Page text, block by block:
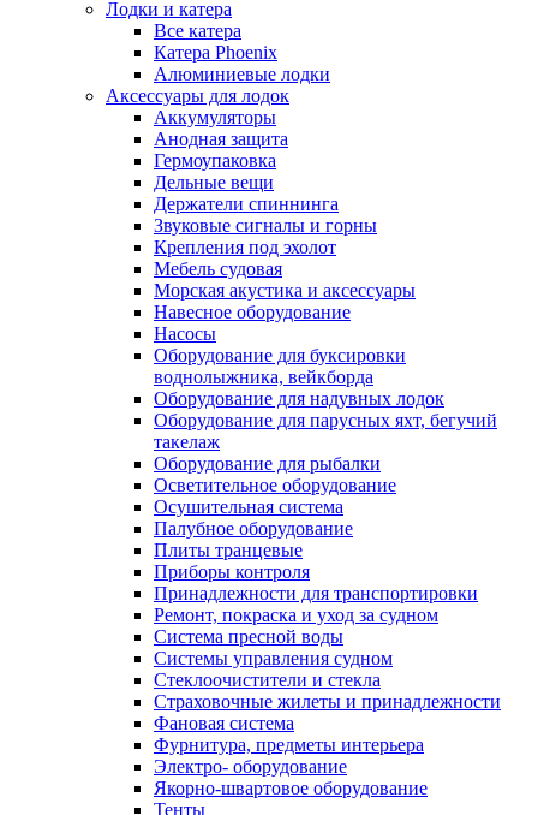
Лодки и катера
Все катера
Катера Phoenix
Алюминиевые лодки
Аксессуары для лодок
Аккумуляторы
Анодная защита
Гермоупаковка
Дельные вещи
Держатели спиннинга
Звуковые сигналы и горны
Крепления под эхолот
Мебель судовая
Морская акустика и аксессуары
Навесное оборудование
Насосы
Оборудование для буксировки
воднолыжника, вейкборда
Оборудование для надувных лодок
Оборудование для парусных яхт, бегучий
такелаж
Оборудование для рыбалки
Осветительное оборудование
Осушительная система
Палубное оборудование
Плиты транцевые
Приборы контроля
Принадлежности для транспортировки
Ремонт, покраска и уход за судном
Система пресной воды
Системы управления судном
Стеклоочистители и стекла
Страховочные жилеты и принадлежности
Фановая система
Фурнитура, предметы интерьера
Электро- оборудование
Якорно-швартовое оборудование
Тенты